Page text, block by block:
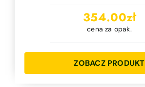
354.00zł
cena za opak.
ZOBACZ PRODUKT